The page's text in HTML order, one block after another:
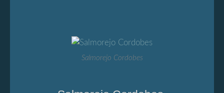
Salmorejo Cordobes